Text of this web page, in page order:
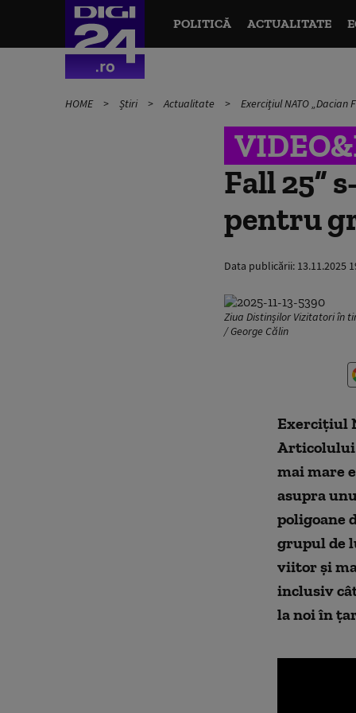
POLITICĂ ACTUALITATE
HOME Știri Actualitate Exercițiul NATO
Fall 25”
pentru
Data publicării: 13.11.2025
Ziua Distinșilor Vizitatori în
/ George Călin
Exercițiul
Articolului
mai mare
asupra
poligoane
grupul de
viitor și
inclusiv
la noi în